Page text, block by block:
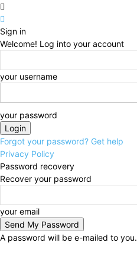
Sign in
Welcome! Log into your account
your username
your password
Forgot your password? Get help
Privacy Policy
Password recovery
Recover your password
your email
A password will be e-mailed to you.